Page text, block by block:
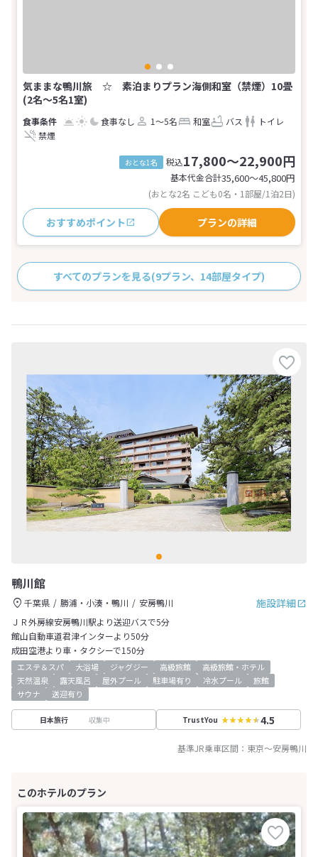
気ままな鴨川旅 ☆ 素泊まりプラン海側和室（禁煙）10畳
(2名～5名1室)
食事なし 1～5名 和室 バス
トイレ
禁煙
おとな1名 税込17,800～22,900円
基本代金合計35,600〜45,800円
(おとな2名 こども0名・1部屋/1泊2日)
おすすめポイント プランの詳細
すべてのプランを見る(9プラン、14部屋タイプ)
鴨川館
施設詳細
千葉県 勝浦・小湊・鴨川
安房鴨川
ＪＲ外房線安房鴨川駅より送迎バスで5分
館山自動車道君津インターより50分
成田空港より車・タクシーで150分
エステ＆スパ 大浴場 ジャグジー 高級旅館
高級旅館・ホテル
天然温泉
露天風呂 屋外プール 駐車場有り 冷水プール
旅館
サウナ
送迎有り
日本旅行 収集中 TrustYou 4.5
基準JR乗車区間： 東京～安房鴨川